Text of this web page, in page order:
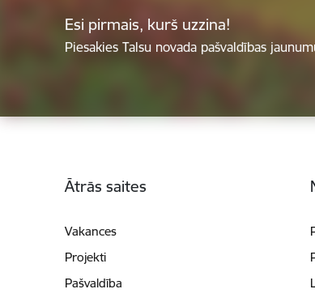
Esi pirmais, kurš uzzina!
Piesakies Talsu novada pašvaldības
Ātrās saites
Vakances
Projekti
Pašvaldība